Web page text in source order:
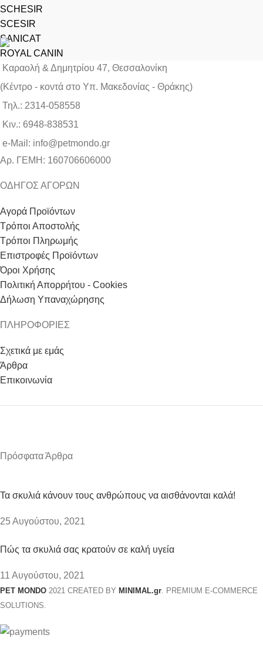
SCHESIR
SCESIR
SANICAT
ROYAL CANIN
Καραολή & Δημητρίου 47, Θεσσαλονίκη
(Kέντρο - κοντά στο Yπ. Μακεδονίας - Θράκης)
Τηλ.: 2314-058558
Κιν.: 6948-838531
e-Mail: info@petmondo.gr
Aρ. ΓΕΜΗ: 160706606000
ΟΔΗΓΟΣ ΑΓΟΡΩΝ
Αγορά Προϊόντων
Τρόποι Αποστολής
Τρόποι Πληρωμής
Επιστροφές Προϊόντων
Όροι Χρήσης
Πολιτική Απορρήτου - Cookies
Δήλωση Υπαναχώρησης
ΠΛΗΡΟΦΟΡΙΕΣ
Σχετικά με εμάς
Άρθρα
Επικοινωνία
Πρόσφατα Άρθρα
Τα σκυλιά κάνουν τους ανθρώπους να αισθάνονται καλά!
25 Αυγούστου, 2021
Πώς τα σκυλιά σας κρατούν σε καλή υγεία
11 Αυγούστου, 2021
PET MONDO 2021 CREATED BY MINIMAL.gr . PREMIUM E-COMMERCE
SOLUTIONS.